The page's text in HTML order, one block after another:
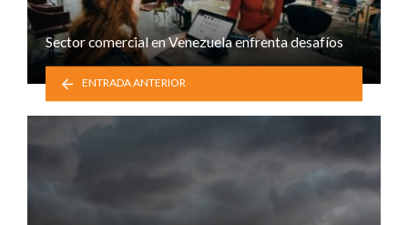
Sector comercial en Venezuela enfrenta desafíos
ENTRADA ANTERIOR